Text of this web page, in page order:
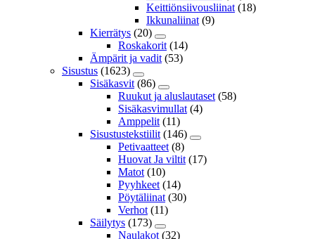
Keittiönsiivousliinat (18)
Ikkunaliinat (9)
Kierrätys (20)
Roskakorit (14)
Ämpärit ja vadit (53)
Sisustus (1623)
Sisäkasvit (86)
Ruukut ja aluslautaset (58)
Sisäkasvimullat (4)
Amppelit (11)
Sisustustekstiilit (146)
Petivaatteet (8)
Huovat Ja viltit (17)
Matot (10)
Pyyhkeet (14)
Pöytäliinat (30)
Verhot (11)
Säilytys (173)
Naulakot (32)